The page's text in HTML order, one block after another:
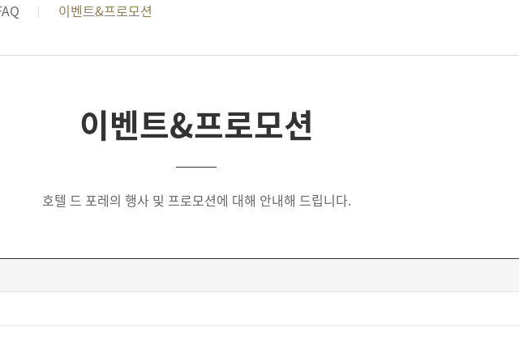
이벤트&프로모션
이벤트&프로모션
호텔 드 포레의 행사 및 프로모션에 대해 안내해 드립니다.